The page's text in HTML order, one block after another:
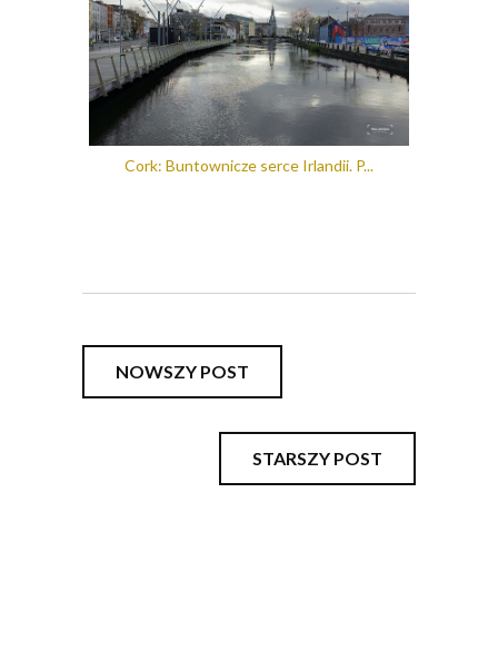
Cork: Buntownicze serce Irlandii. P...
NOWSZY POST
STARSZY POST